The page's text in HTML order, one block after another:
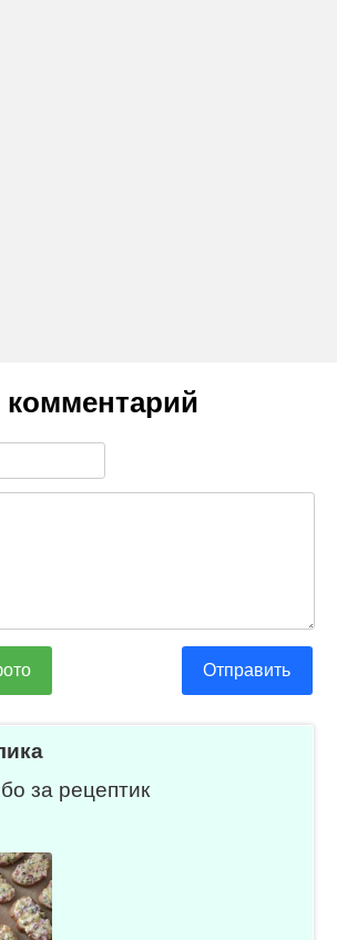
комментарий
Отправить
за рецептик